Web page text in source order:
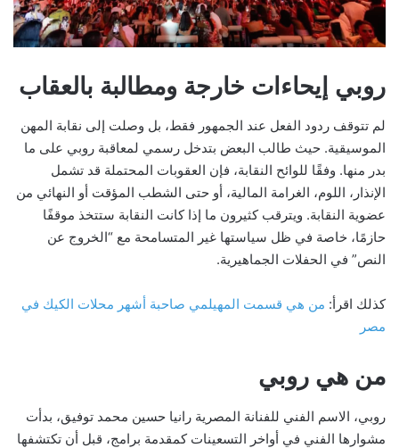
روبي إيحاءات خارجة ومطالبة بالعقاب
لم تتوقف ردود الفعل عند الجمهور فقط، بل وصلت إلى نقابة المهن
الموسيقية. حيث طالب البعض بتدخل رسمي لمعاقبة روبي على ما
بدر منها. وفقًا للوائح النقابة، فإن العقوبات المحتملة قد تشمل
الإنذار، اللوم، الغرامة المالية، أو حتى الشطب المؤقت أو النهائي من
عضوية النقابة. ويترقب كثيرون ما إذا كانت النقابة ستتخذ موقفًا
حازمًا، خاصة في ظل سياستها غير المتسامحة مع “الخروج عن
النص” في الحفلات الجماهيرية.
كذلك اقرأ: من هي قسمت المهيلمي صاحبة أشهر محلات الكيك في
مصر
من هي روبي
روبي، الاسم الفني للفنانة المصرية رانيا حسين محمد توفيق، بدأت
مشوارها الفني في أواخر التسعينات كمقدمة برامج، قبل أن تكتشفها